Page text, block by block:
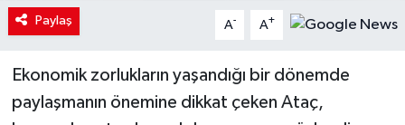
Paylaş A- A+
Ekonomik zorlukların yaşandığı bir dönemde
paylaşmanın önemine dikkat çeken Ataç,